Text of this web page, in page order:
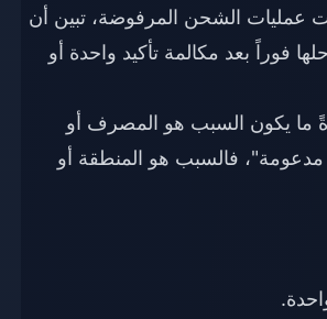
عمليات الشحن المرفوضة، تبين أن
فوراً بعد مكالمة تأكيد واحدة أو
ما يكون السبب هو المصرف أو
مدعومة"، فالسبب هو المنطقة أو